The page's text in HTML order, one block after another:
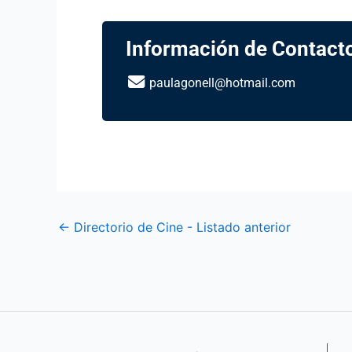
Información de
paulagonell@hotmail.com
← Directorio de Cine - Listado anterior